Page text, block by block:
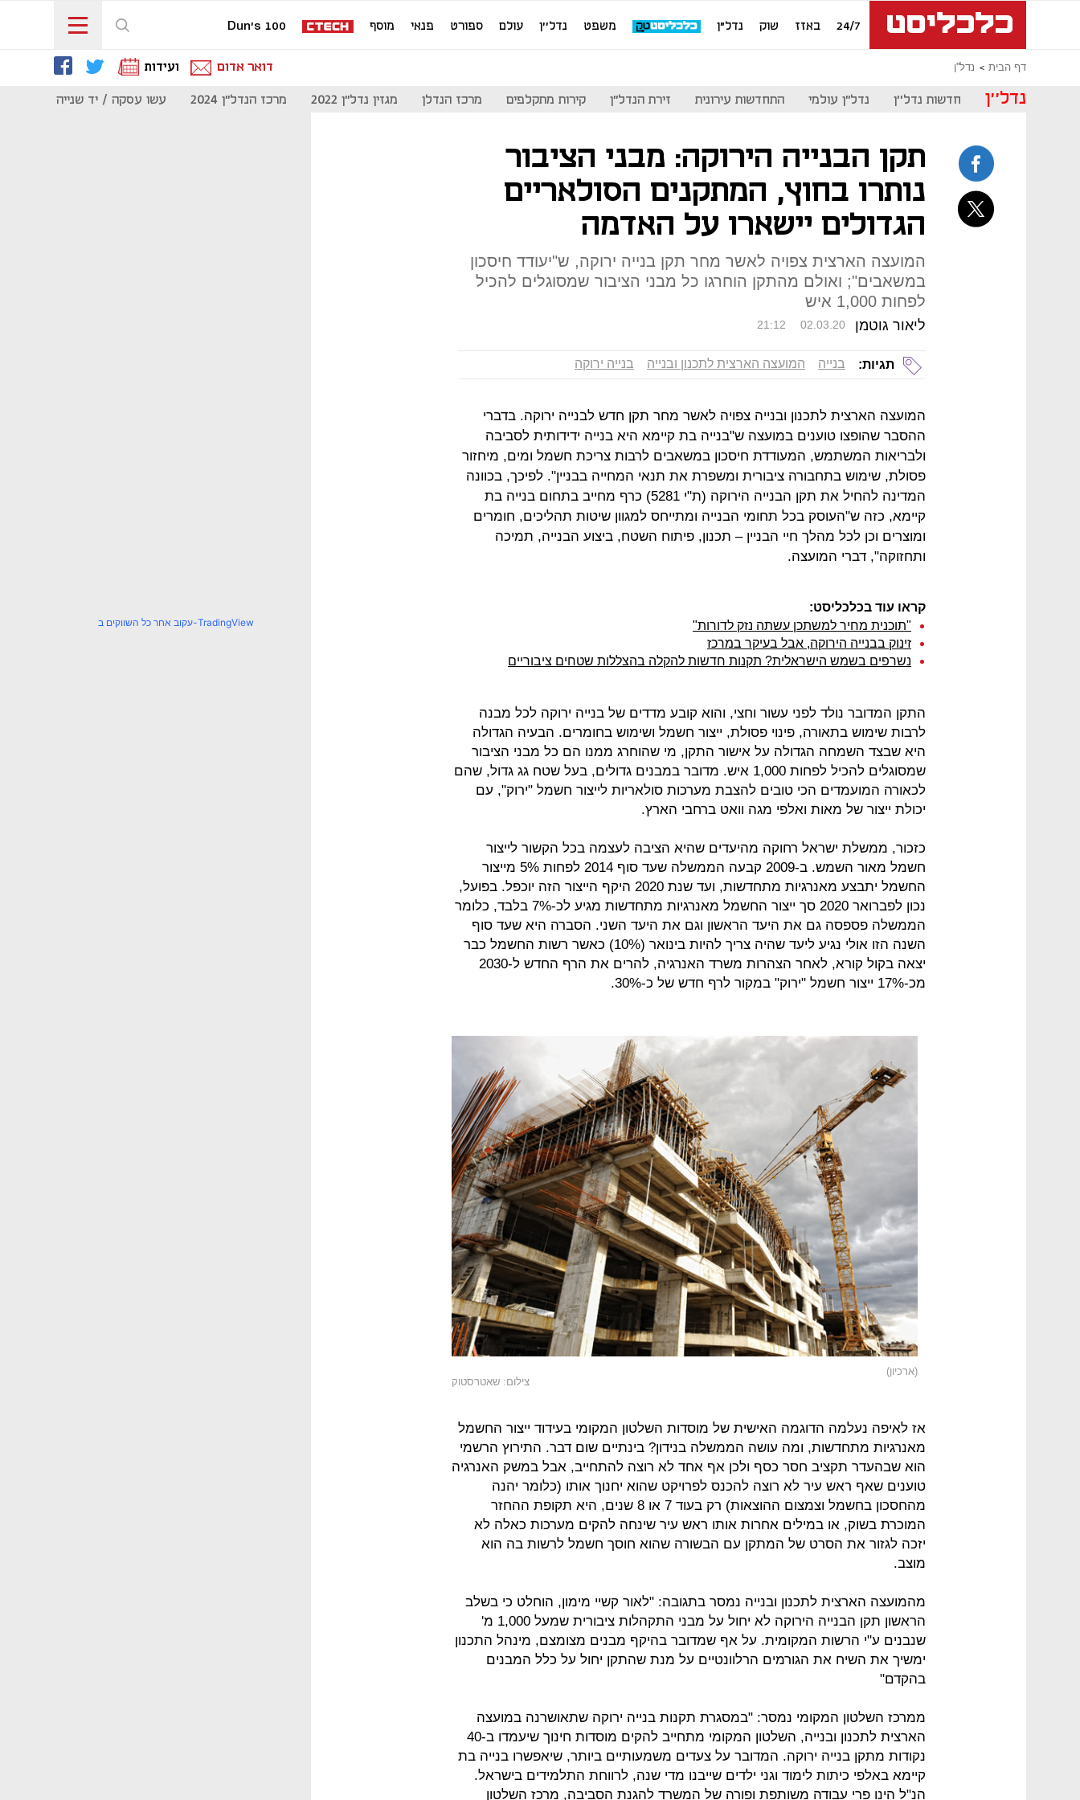
24/7 באזז שוק נדל"ן משפט נדל''ן עולם ספורט פנאי מוסף Dun's 100
דף הבית נדל''ן דואר אדום ועידות
נדל''ן חדשות נדל''ן נדל"ן עולמי התחדשות עירונית זירת הנדל"ן קירות מתקלפים מרכז הנדלן מגזין נדל"ן 2022 מרכז הנדל"ן 2024 עשו עסקה / יד שנייה
תקן הבנייה הירוקה: מבני הציבור
נותרו בחוץ, המתקנים הסולאריים
הגדולים יישארו על האדמה
המועצה הארצית צפויה לאשר מחר תקן בנייה ירוקה, ש"יעודד חיסכון
במשאבים"; ואולם מהתקן הוחרגו כל מבני הציבור שמסוגלים להכיל
לפחות 1,000 איש
ליאור גוטמן 21:12 02.03.20
תגיות: בנייה המועצה הארצית לתכנון ובנייה בנייה ירוקה
המועצה הארצית לתכנון ובנייה צפויה לאשר מחר תקן חדש לבנייה ירוקה. בדברי
ההסבר שהופצו טוענים במועצה ש"בנייה בת קיימא היא בנייה ידידותית לסביבה
ולבריאות המשתמש, המעודדת חיסכון במשאבים לרבות צריכת חשמל ומים, מיחזור
פסולת, שימוש בתחבורה ציבורית ומשפרת את תנאי המחייה בבניין". לפיכך, בכוונה
המדינה להחיל את תקן הבנייה הירוקה (ת"י 5281) כרף מחייב בתחום בנייה בת
קיימא, כזה ש"העוסק בכל תחומי הבנייה ומתייחס למגוון שיטות תהליכים, חומרים
ומוצרים וכן לכל מהלך חיי הבניין – תכנון, פיתוח השטח, ביצוע הבנייה, תמיכה
ותחזוקה", דברי המועצה.
קראו עוד בכלכליסט:
"תוכנית מחיר למשתכן עשתה נזק לדורות"
זינוק בבנייה הירוקה, אבל בעיקר במרכז
נשרפים בשמש הישראלית? תקנות חדשות להקלה בהצללות שטחים ציבוריים
התקן המדובר נולד לפני עשור וחצי, והוא קובע מדדים של בנייה ירוקה לכל מבנה
לרבות שימוש בתאורה, פינוי פסולת, ייצור חשמל ושימוש בחומרים. הבעיה הגדולה
היא שבצד השמחה הגדולה על אישור התקן, מי שהוחרג ממנו הם כל מבני הציבור
שמסוגלים להכיל לפחות 1,000 איש. מדובר במבנים גדולים, בעל שטח גג גדול, שהם
לכאורה המועמדים הכי טובים להצבת מערכות סולאריות לייצור חשמל "ירוק", עם
יכולת ייצור של מאות ואלפי מגה וואט ברחבי הארץ.
כזכור, ממשלת ישראל רחוקה מהיעדים שהיא הציבה לעצמה בכל הקשור לייצור
חשמל מאור השמש. ב-2009 קבעה הממשלה שעד סוף 2014 לפחות 5% מייצור
החשמל יתבצע מאנרגיות מתחדשות, ועד שנת 2020 היקף הייצור הזה יוכפל. בפועל,
נכון לפברואר 2020 סך ייצור החשמל מאנרגיות מתחדשות מגיע לכ-7% בלבד, כלומר
הממשלה פספסה גם את היעד הראשון וגם את היעד השני. הסברה היא שעד סוף
השנה הזו אולי נגיע ליעד שהיה צריך להיות בינואר (10%) כאשר רשות החשמל כבר
יצאה בקול קורא, לאחר הצהרות משרד האנרגיה, להרים את הרף החדש ל-2030
מכ-17% ייצור חשמל "ירוק" במקור לרף חדש של כ-30%.
(ארכיון)
צילום: שאטרסטוק
אז לאיפה נעלמה הדוגמה האישית של מוסדות השלטון המקומי בעידוד ייצור החשמל
מאנרגיות מתחדשות, ומה עושה הממשלה בנידון? בינתיים שום דבר. התירוץ הרשמי
הוא שבהעדר תקציב חסר כסף ולכן אף אחד לא רוצה להתחייב, אבל במשק האנרגיה
טוענים שאף ראש עיר לא רוצה להכנס לפרויקט שהוא יחנוך אותו (כלומר יהנה
מהחסכון בחשמל וצמצום ההוצאות) רק בעוד 7 או 8 שנים, היא תקופת ההחזר
המוכרת בשוק, או במילים אחרות אותו ראש עיר שינחה להקים מערכות כאלה לא
יזכה לגזור את הסרט של המתקן עם הבשורה שהוא חוסך חשמל לרשות בה הוא
מוצב.
מהמועצה הארצית לתכנון ובנייה נמסר בתגובה: "לאור קשיי מימון, הוחלט כי בשלב
הראשון תקן הבנייה הירוקה לא יחול על מבני התקהלות ציבורית שמעל 1,000 מ'
שנבנים ע"י הרשות המקומית. על אף שמדובר בהיקף מבנים מצומצם, מינהל התכנון
ימשיך את השיח את הגורמים הרלוונטיים על מנת שהתקן יחול על כלל המבנים
בהקדם"
ממרכז השלטון המקומי נמסר: "במסגרת תקנות בנייה ירוקה שתאושרנה במועצה
הארצית לתכנון ובנייה, השלטון המקומי מתחייב להקים מוסדות חינוך שיעמדו ב-40
נקודות מתקן בנייה ירוקה. המדובר על צעדים משמעותיים ביותר, שיאפשרו בנייה בת
קיימא באלפי כיתות לימוד וגני ילדים שייבנו מדי שנה, לרווחת התלמידים בישראל.
הנ"ל הינו פרי עבודה משותפת ופורה של המשרד להגנת הסביבה, מרכז השלטון
עקוב אחר כל השווקים ב-TradingView